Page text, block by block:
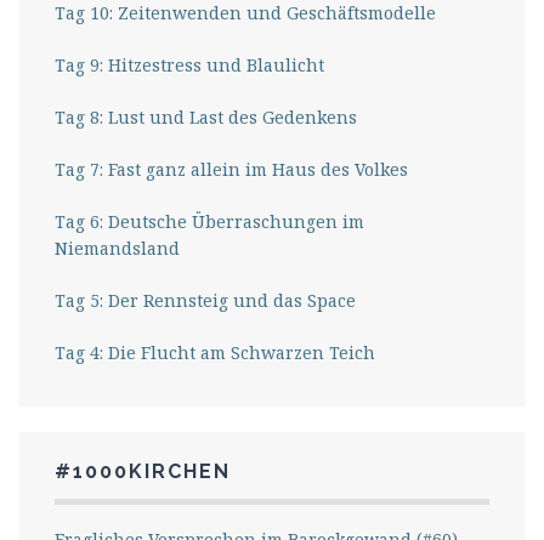
Tag 10: Zeitenwenden und Geschäftsmodelle
Tag 9: Hitzestress und Blaulicht
Tag 8: Lust und Last des Gedenkens
Tag 7: Fast ganz allein im Haus des Volkes
Tag 6: Deutsche Überraschungen im
Niemandsland
Tag 5: Der Rennsteig und das Space
Tag 4: Die Flucht am Schwarzen Teich
#1000KIRCHEN